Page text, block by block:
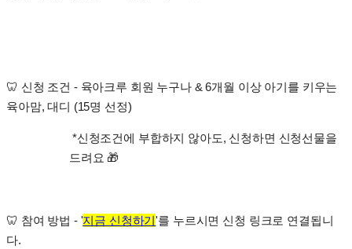
🦷 신청 조건 - 육아크루 회원 누구나 & 6개월 이상 아기를 키우는
육아맘, 대디 (15명 선정)
*신청조건에 부합하지 않아도, 신청하면 신청선물을
드려요 🎁
🦷 참여 방법 - '지금 신청하기'를 누르시면 신청 링크로 연결됩니
다.